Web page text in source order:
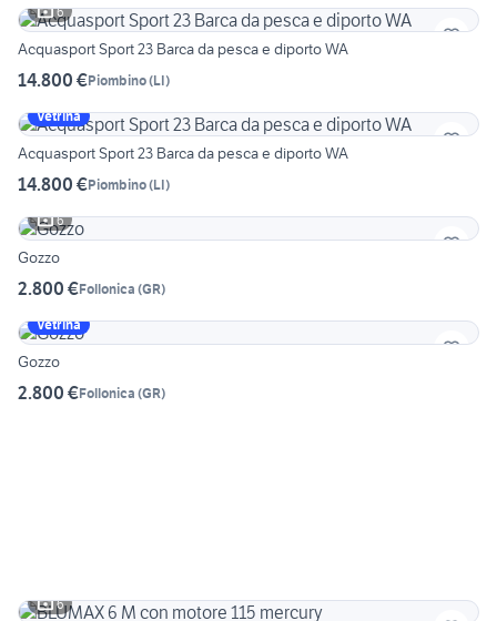
6
Acquasport Sport 23 Barca da pesca e diporto WA
14.800 €Piombino(LI)
Vetrina
Acquasport Sport 23 Barca da pesca e diporto WA
14.800 €Piombino(LI)
6
Gozzo
2.800 €Follonica (GR)
Vetrina
Gozzo
2.800 €Follonica (GR)
6